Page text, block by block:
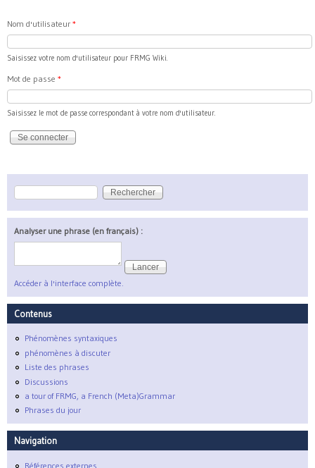
Nom d'utilisateur *
Saisissez votre nom d'utilisateur pour FRMG Wiki.
Mot de passe *
Saisissez le mot de passe correspondant à votre nom d'utilisateur.
Formulaire de recherche
Rechercher
Analyser une phrase (en français) :
Accéder à l'interface complète.
Contenus
Phénomènes syntaxiques
phénomènes à discuter
Liste des phrases
Discussions
a tour of FRMG, a French (Meta)Grammar
Phrases du jour
Navigation
Références externes